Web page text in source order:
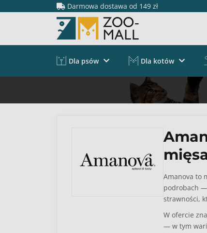
Darmowa dostawa od 149 zł
Dla psów Dla kotów
Amanova to
podrobach —
strawności,
W ofercie
— w tym